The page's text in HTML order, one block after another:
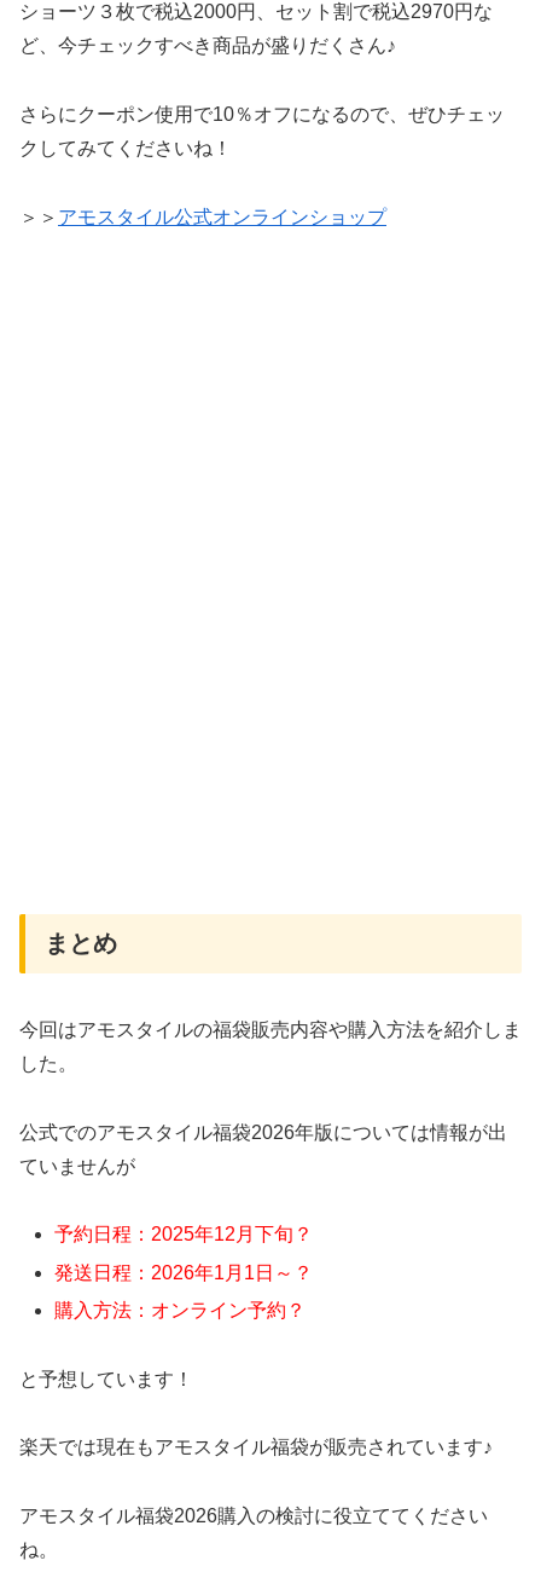
ショーツ３枚で税込2000円、セット割で税込2970円な
ど、今チェックすべき商品が盛りだくさん♪
さらにクーポン使用で10％オフになるので、ぜひチェッ
クしてみてくださいね！
＞＞ アモスタイル公式オンラインショップ
まとめ
今回はアモスタイルの福袋販売内容や購入方法を紹介しま
した。
公式でのアモスタイル福袋2026年版については情報が出
ていませんが
予約日程：2025年12月下旬？
発送日程：2026年1月1日～？
購入方法：オンライン予約？
と予想しています！
楽天では現在もアモスタイル福袋が販売されています♪
アモスタイル福袋2026購入の検討に役立ててください
ね。